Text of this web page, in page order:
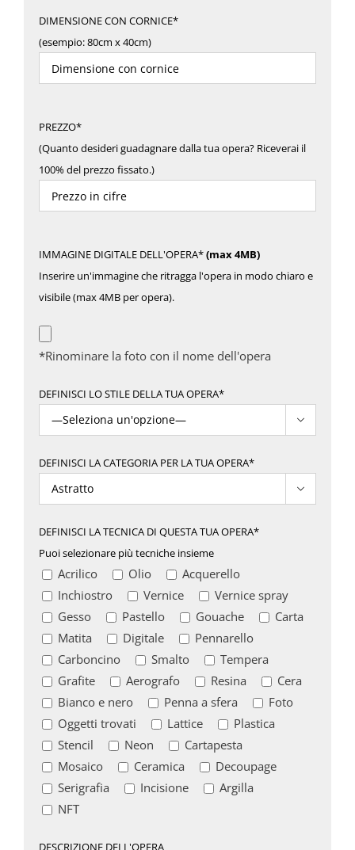
DIMENSIONE CON CORNICE*
(esempio: 80cm x 40cm)
PREZZO*
(Quanto desideri guadagnare dalla tua opera? Riceverai il
100% del prezzo fissato.)
IMMAGINE DIGITALE DELL'OPERA*(max 4MB)
Inserire un'immagine che ritragga l'opera in modo chiaro e
visibile (max 4MB per opera).
*Rinominare la foto con il nome dell'opera
DEFINISCI LO STILE DELLA TUA OPERA*

DEFINISCI LA CATEGORIA PER LA TUA OPERA*

DEFINISCI LA TECNICA DI QUESTA TUA OPERA*
Puoi selezionare più tecniche insieme
Acrilico Olio
Acquerello
Inchiostro
Vernice
Vernice spray
Gesso
Pastello Gouache
Carta
Matita
Digitale
Pennarello
Carboncino
Smalto
Tempera
Grafite
Aerografo Resina
Cera
Bianco e nero
Penna a sfera
Foto
Oggetti trovati
Lattice
Plastica
Stencil
Neon
Cartapesta
Mosaico
Ceramica
Decoupage
Serigrafia
Incisione
Argilla
NFT
DESCRIZIONE DELL'OPERA